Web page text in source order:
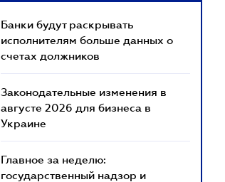
Банки будут раскрывать
исполнителям больше данных о
счетах должников
Законодательные изменения в
августе 2026 для бизнеса в
Украине
Главное за неделю:
государственный надзор и